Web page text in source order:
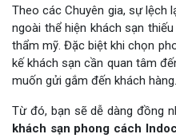
Theo các Chuyên gia, sự lệch
ngoài thể hiện khách sạn
thẩm mỹ. Đặc biệt khi chọn
kế khách sạn cần quan tâm
muốn gửi gắm đến khách hàng.
Từ đó, bạn sẽ dễ dàng đồng
khách sạn phong cách